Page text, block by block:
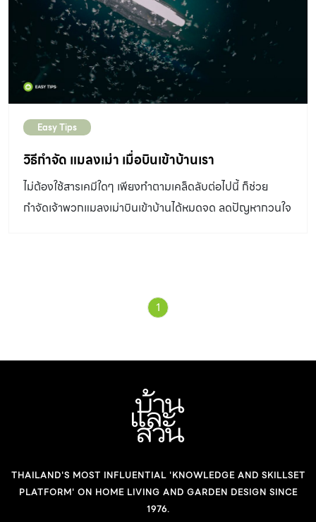
มีสิ่งหนึ่งที่หลาย ๆ คนยังกังวลเกี่ยวกับไม้ก็คือปัญหาเรื่อง
ปลวก วันนี้บ้านและสวนจึงอยากนำเสนอทั้งไม้ที่ผ่านกรรมวิธี
กันปลวก วัสดุทดแทนไม้ และวัสดุเลียนแบบลายไม้ รับรองว่า
สวยงาม ใช้งานได้อย่างดี เเละไม่มีปลวกมากล้ำกรายแน่นอน
Engineered Wood – วัสดุกลุ่มไม้เอนจิเนียร์ 1. ไม้เรดิไพน์
จริงที่ได้นำมาผ่านกระบวนการอบแห้ง และอัดน้ำยารักษาเนื้อ
ไม้ตามหลักวิศวกรรม จึงมีความแข็งแรง ทนทาน เเละปลวก
ไม่กิน แถมยังมีการเซาะร่องไม้อย่างสวยงาม เหมาะกับการใช้
งานภายนอกอาคาร 2. Tekwood ไม้จริงที่ผ่านกระบวนการ
Heated Treatment Technology โดยการเปลี่ยน
บิดโก่ง ที่สำคัญยังปราศจากสารเคมีจึงปลอดภัยต่อมนุษย์และ
สัตว์เลี้ยง 3. ไม้ OSB ยางพารา […]
Easy Tips
วิธีกำจัด แมลงเม่า เมื่อบินเข้าบ้านเรา
ไม่ต้องใช้สารเคมีใดๆ เพียงทำตามเคล็ดลับต่อไปนี้ ก็ช่วย
กำจัดเจ้าพวกแมลงเม่าบินเข้าบ้านได้หมดจด ลดปัญหากวนใจ
1
THAILAND'S MOST INFLUENTIAL 'KNOWLEDGE AND SKILLSET
PLATFORM' ON HOME LIVING AND GARDEN DESIGN SINCE
1976.